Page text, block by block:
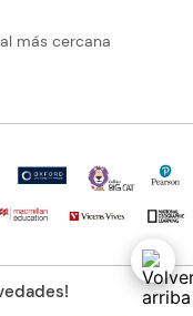
más cercana